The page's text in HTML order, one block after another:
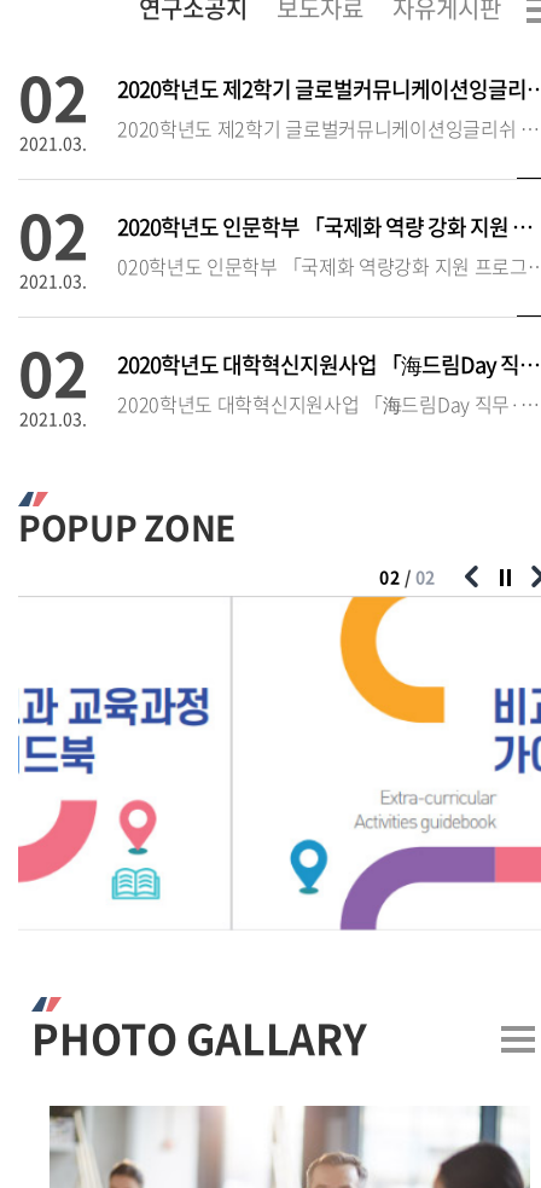
02
2021.03.
2020학년도 제2학기 글
2020학년도 제2학기 글로벌커뮤니케이션잉글리쉬 시험 실시 안내❍ 시험 시행 기본 방침(‘20.2학기에 한함)
02
2021.03.
2020학년도 인문학부 「국제화 역량 강화 지원 프로그램」 추가 접수 안
020학년도 인문학부 「국
02
2021.03.
2020학년도 대학혁신지원사업 「海드림Day 직무·직업 설명회」 참석자
2020학년도 대학혁신지원사업 「海드림Day 직무·직업 설명회」 참석자 모집
02
2021.03.
POPUP ZONE
02 / 02
PHOTO GALLARY